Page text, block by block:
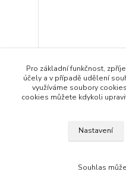
Spodky CRAFT Active
příjemného materiál...
1 250 Kč
1 190 Kč
Pro základní funkčnost,
účely a v případě udělení
využíváme soubory
cookies můžete kdykoli
Nastavení
Souhlas